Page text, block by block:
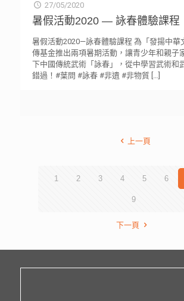
27/05/2020
暑假活動2020 — 詠春體驗課程
暑假活動2020—詠春體驗課程 為「發揚中華
傳基金推出兩項暑期活動，讓青少年和親子
下中國傳統武術「詠春」，從中學習武術和
錯過！#葉問 #詠春 #非遺 #非物質[…]
上一頁
1 2 3 4 5 6
9
下一頁